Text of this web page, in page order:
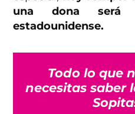
una dona será
estadounidense.
Todo lo que
necesitas saber